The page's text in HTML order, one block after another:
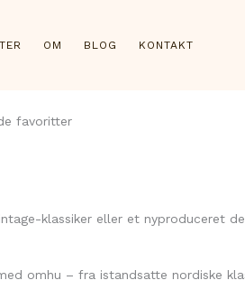
OM BLOG KONTAKT
favoritter
klassiker eller et nyproduceret
omhu – fra istandsatte nordiske